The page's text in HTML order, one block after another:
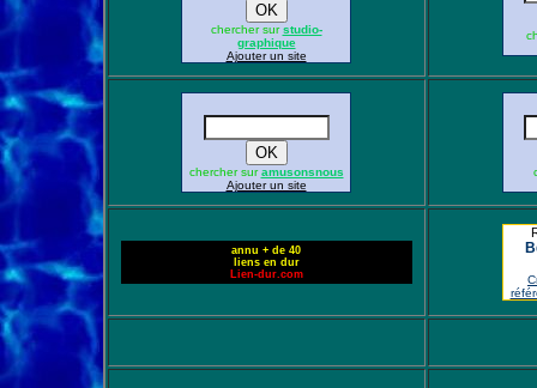
chercher surstudio-
graphique
Ajouter un site
chercher suramusonsnous
Ajouter un site
annu + de 40
liens en dur
Lien-dur.com